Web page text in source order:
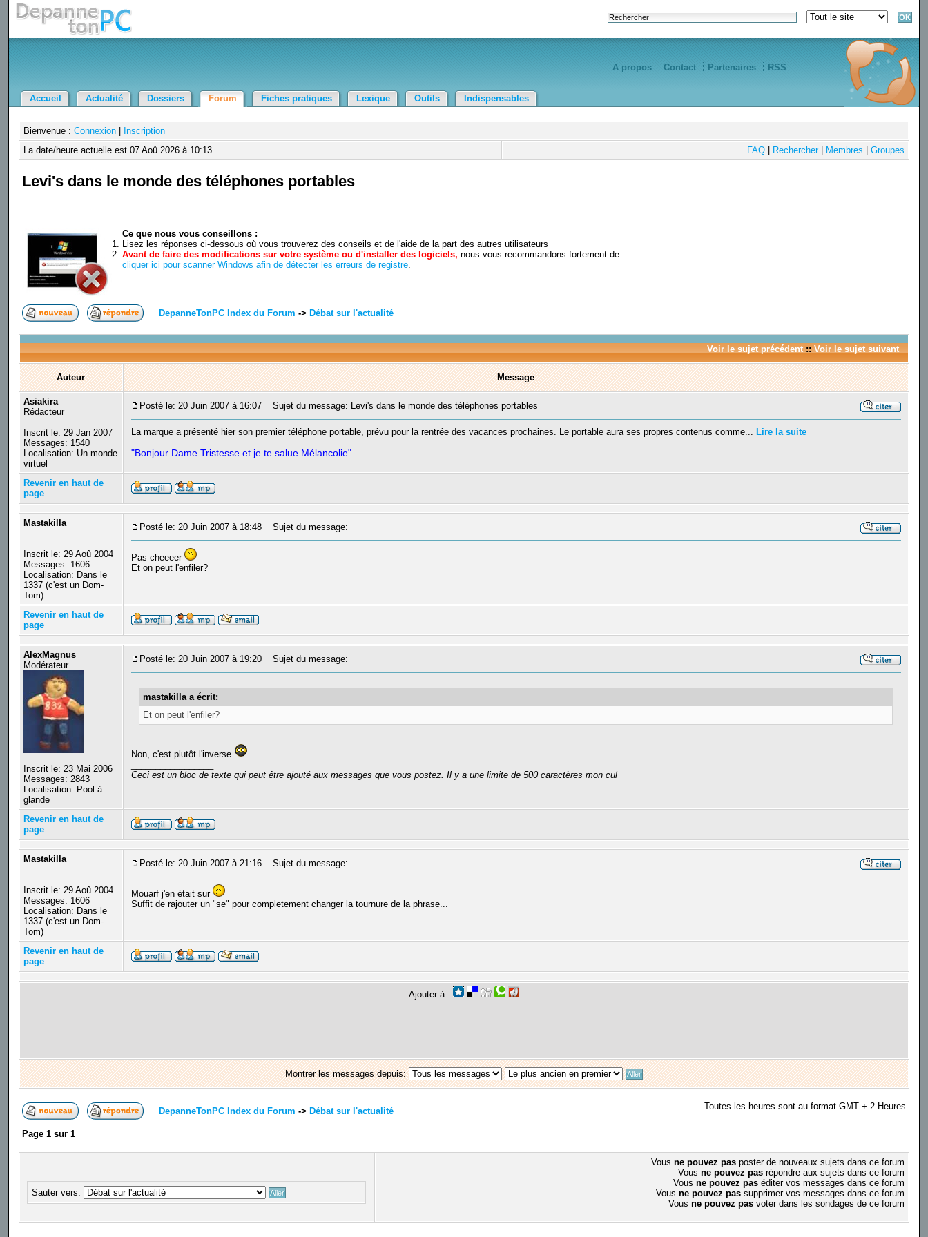
A propos Contact Partenaires RSS
Accueil Actualité Dossiers Forum Fiches pratiques Lexique Outils Indispensables
Bienvenue : Connexion|
Inscription
La date/heure actuelle est 07 Aoû 2026 à 10:13
FAQ| Rechercher| Membres Groupes
Levi's dans le monde des téléphones portables
Ce que nous vous conseillons :
Lisez les réponses ci-dessous où vous trouverez des conseils et de l'aide de la part des autres utilisateurs
Avant de faire des modifications sur votre système ou d'installer des logiciels, nous vous recommandons fortement de
cliquer ici pour scanner Windows afin de détecter les erreurs de registre.
DepanneTonPC Index du Forum -> Débat sur l'actualité
Voir le sujet précédent:: Voir le sujet suivant
Auteur Message
Asiakira
Rédacteur
Inscrit le: 29 Jan 2007
Messages: 1540
Localisation: Un monde
virtuel
Posté le: 20 Juin 2007 à 16:07 Sujet du message: Levi's dans le monde des téléphones portables
La marque a présenté hier son premier téléphone portable, prévu pour la rentrée des vacances prochaines. Le portable aura ses propres contenus comme... Lire la suite
"Bonjour Dame Tristesse et je te salue Mélancolie"
Revenir en haut de
page
Mastakilla
Inscrit le: 29 Aoû 2004
Messages: 1606
Localisation: Dans le
1337 (c'est un Dom-
Tom)
Posté le: 20 Juin 2007 à 18:48 Sujet du message:
Pas cheeeer
Et on peut l'enfiler?
Revenir en haut de
page
AlexMagnus
Modérateur
Inscrit le: 23 Mai 2006
Messages: 2843
Localisation: Pool à
glande
Posté le: 20 Juin 2007 à 19:20 Sujet du message:
mastakilla a écrit:
Et on peut l'enfiler?
Non, c'est plutôt l'inverse
Ceci est un bloc de texte qui peut être ajouté aux messages que vous postez. Il y a une limite de 500 caractères mon cul
Revenir en haut de
page
Mastakilla
Inscrit le: 29 Aoû 2004
Messages: 1606
Localisation: Dans le
1337 (c'est un Dom-
Tom)
Posté le: 20 Juin 2007 à 21:16 Sujet du message:
Mouarf j'en était sur
Suffit de rajouter un "se" pour completement changer la tournure de la phrase...
Revenir en haut de
page
Ajouter à :
Montrer les messages depuis:
DepanneTonPC Index du Forum -> Débat sur l'actualité Toutes les heures sont au format GMT + 2 Heures
Page 1sur 1
Sauter vers:
Vous ne pouvez pasposter de nouveaux sujets dans ce forum
Vous ne pouvez pasrépondre aux sujets dans ce forum
Vous ne pouvez paséditer vos messages dans ce forum
Vous ne pouvez passupprimer vos messages dans ce forum
Vous ne pouvez pasvoter dans les sondages de ce forum